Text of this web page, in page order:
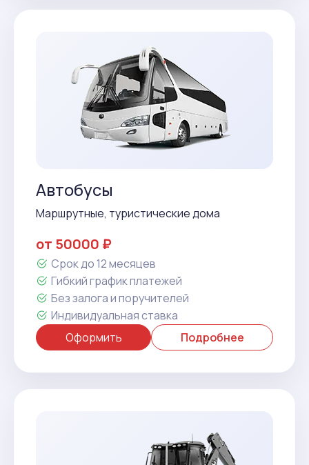
Автобусы
Маршрутные, туристические дома
от 50000 ₽
Срок до 12 месяцев
Гибкий график платежей
Без залога и поручителей
Индивидуальная ставка
Оформить
Подробнее